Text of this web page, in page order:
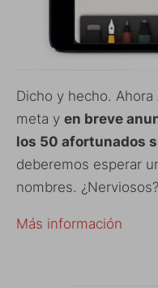
Dicho y hecho.
meta y en breve
los 50 afortunados
deberemos esperar
nombres.
Más información